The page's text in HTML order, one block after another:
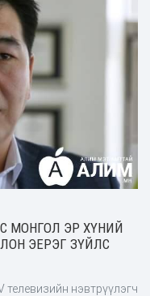
МОНГОЛ ЭР ХҮНИЙ
ЭЕРЭГ ЗҮЙЛС
нэвтрүүлэгч